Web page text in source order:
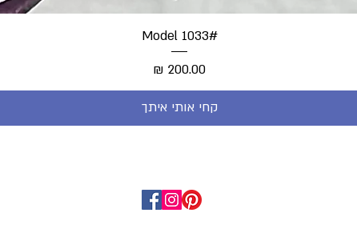
#Model 1033
מחיר
קחי אותי איתך